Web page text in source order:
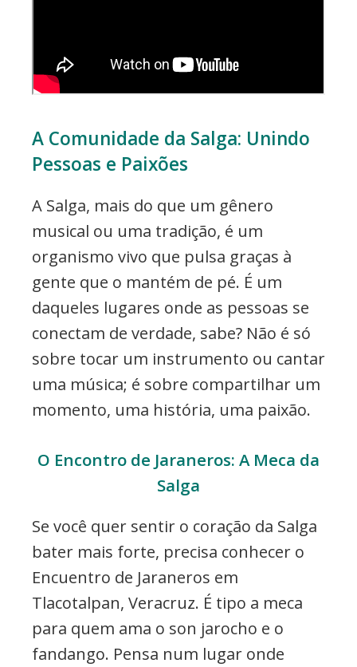
A Comunidade da Salga: Unindo
Pessoas e Paixões
A Salga, mais do que um gênero
musical ou uma tradição, é um
organismo vivo que pulsa graças à
gente que o mantém de pé. É um
daqueles lugares onde as pessoas se
conectam de verdade, sabe? Não é só
sobre tocar um instrumento ou cantar
uma música; é sobre compartilhar um
momento, uma história, uma paixão.
O Encontro de Jaraneros: A Meca da
Salga
Se você quer sentir o coração da Salga
bater mais forte, precisa conhecer o
Encuentro de Jaraneros em
Tlacotalpan, Veracruz. É tipo a meca
para quem ama o son jarocho e o
fandango. Pensa num lugar onde